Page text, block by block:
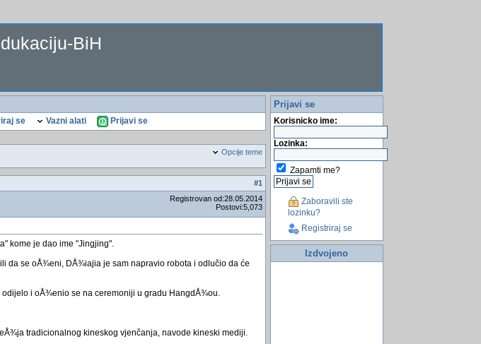
BiH
se Vazni alati Prijavi se
Opcije teme
#1
Registrovan od:28.05.2014
Postovi:5,073
kome je dao ime "Jingjing".
da se oÅ¾eni, DÅ¾iajia je sam napravio robota i odlučio da će
i oÅ¾enio se na ceremoniji u gradu HangdÅ¾ou.
tradicionalnog kineskog vjenčanja, navode kineski mediji.
Prijavi se
Korisnicko ime:
Lozinka:
Zapamti me?
Zaboravili ste
lozinku?
Registriraj se
Izdvojeno